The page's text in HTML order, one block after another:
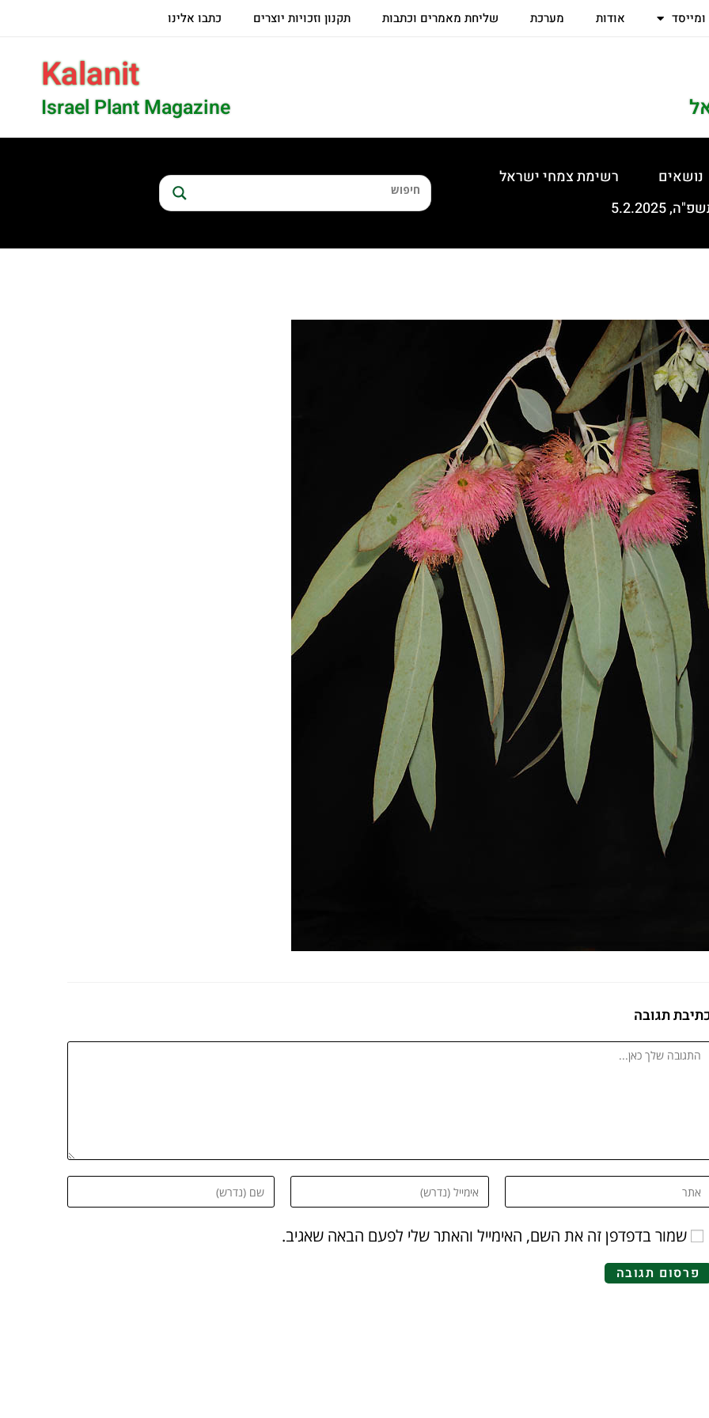
אודות מערכת שליחת מאמרים וכתבות תקנון וזכויות יוצרים כתבו אלינו
Kalanit
Israel Plant Magazine
נושאים רשימת צמחי ישראל
תגובה
שמור בדפדפן זה את השם, האימייל והאתר שלי לפעם הבאה שאגיב.